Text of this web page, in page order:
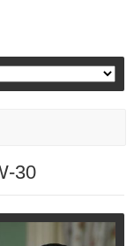
30